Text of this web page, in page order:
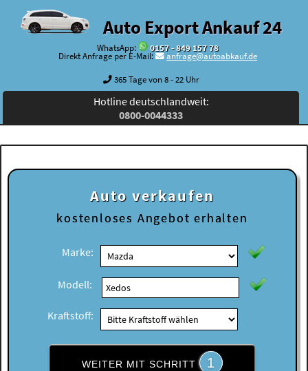
Auto Export Ankauf 24
WhatsApp:
0157 - 849 157 78
Direkt Anfrage per E-Mail:
anfrage@autoabkauf.de
365 Tage von 8 - 22 Uhr
Hotline deutschlandweit:
0800-0044333
Auto verkaufen
kostenloses Angebot erhalten
Marke:
Modell:
Kraftstoff:
WEITER MIT SCHRITT 1